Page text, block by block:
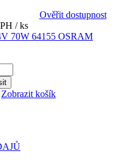
Ověřit dostupnost
/ ks
Zobrazit košík